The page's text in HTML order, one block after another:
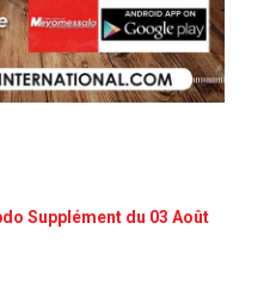
Supplément du 03 Août